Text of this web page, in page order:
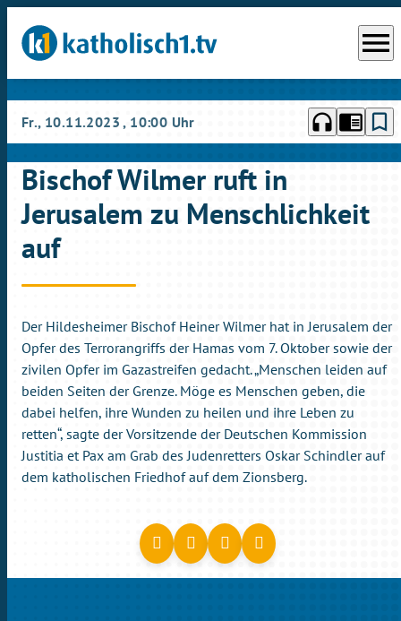
menu
Fr., 10.11.2023, 10:00 Uhr headphones chrome_reader_mode bookmark_border
Bischof Wilmer ruft in
Jerusalem zu Menschlichkeit
auf
Der Hildesheimer Bischof Heiner Wilmer hat in Jerusalem der
Opfer des Terrorangriffs der Hamas vom 7. Oktober sowie der
zivilen Opfer im Gazastreifen gedacht. „Menschen leiden auf
beiden Seiten der Grenze. Möge es Menschen geben, die
dabei helfen, ihre Wunden zu heilen und ihre Leben zu
retten“, sagte der Vorsitzende der Deutschen Kommission
Justitia et Pax am Grab des Judenretters Oskar Schindler auf
dem katholischen Friedhof auf dem Zionsberg.